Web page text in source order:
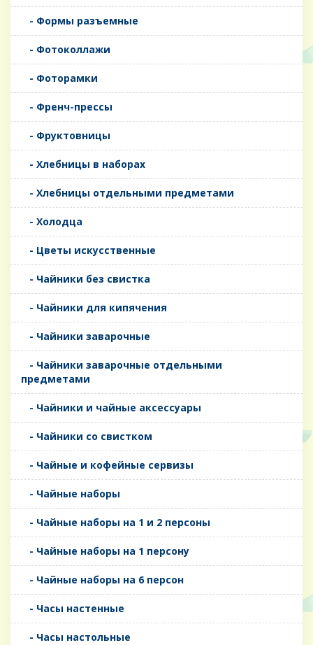
- Формы разъемные
- Фотоколлажи
- Фоторамки
- Френч-прессы
- Фруктовницы
- Хлебницы в наборах
- Хлебницы отдельными предметами
- Холодца
- Цветы искусственные
- Чайники без свистка
- Чайники для кипячения
- Чайники заварочные
- Чайники заварочные отдельными
предметами
- Чайники и чайные аксессуары
- Чайники со свистком
- Чайные и кофейные сервизы
- Чайные наборы
- Чайные наборы на 1 и 2 персоны
- Чайные наборы на 1 персону
- Чайные наборы на 6 персон
- Часы настенные
- Часы настольные